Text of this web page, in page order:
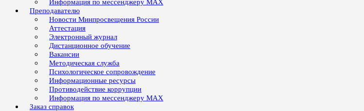
Информация по мессенджеру MAX
Преподавателю
Новости Минпросвещения России
Аттестация
Электронный журнал
Дистанционное обучение
Вакансии
Методическая служба
Психологическое сопровождение
Информационные ресурсы
Противодействие коррупции
Информация по мессенджеру MAX
Заказ справок